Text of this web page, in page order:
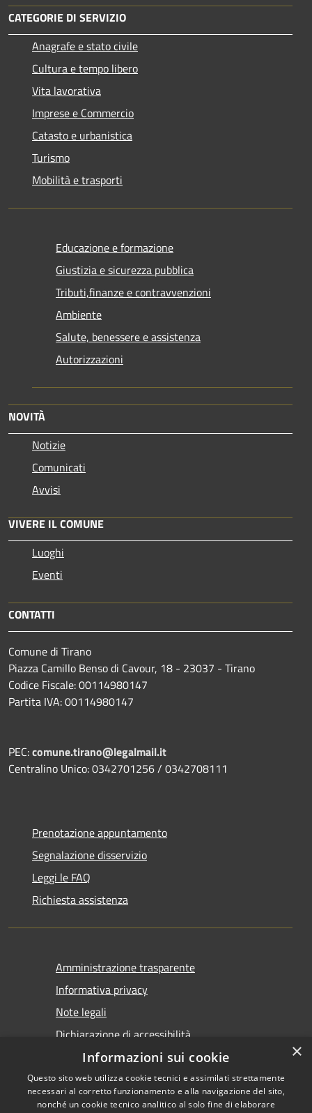
CATEGORIE DI SERVIZIO
Anagrafe e stato civile
Cultura e tempo libero
Vita lavorativa
Imprese e Commercio
Catasto e urbanistica
Turismo
Mobilità e trasporti
Educazione e formazione
Giustizia e sicurezza pubblica
Tributi,finanze e contravvenzioni
Ambiente
Salute, benessere e assistenza
Autorizzazioni
NOVITÀ
Notizie
Comunicati
Avvisi
VIVERE IL COMUNE
Luoghi
Eventi
CONTATTI
Comune di Tirano
Piazza Camillo Benso di Cavour, 18 - 23037 - Tirano
Codice Fiscale: 00114980147
Partita IVA: 00114980147
PEC:comune.tirano@legalmail.it
Centralino Unico: 0342701256 / 0342708111
Prenotazione appuntamento
Segnalazione disservizio
Leggi le FAQ
Richiesta assistenza
Amministrazione trasparente
Informativa privacy
Note legali
Dichiarazione di accessibilità
×
Informazioni sui cookie
Questo sito web utilizza cookie tecnici e assimilati strettamente
necessari al corretto funzionamento e alla navigazione del sito,
nonché un cookie tecnico analitico al solo fine di elaborare